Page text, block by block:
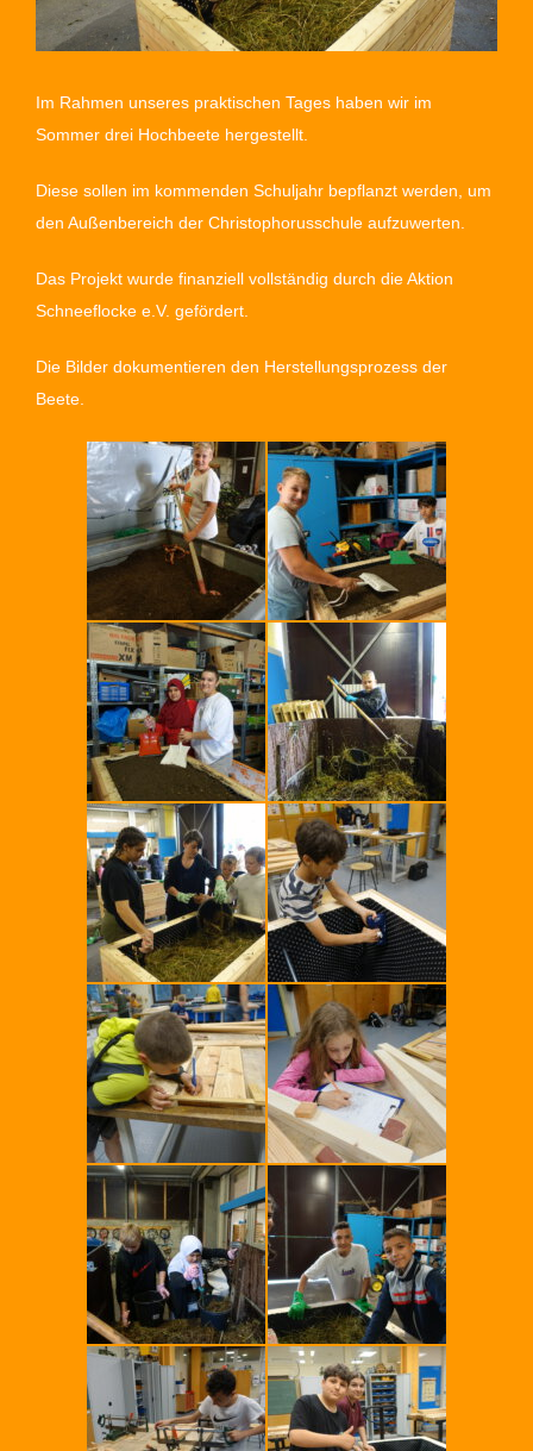
Im Rahmen unseres praktischen Tages haben wir im
Sommer drei Hochbeete hergestellt.
Diese sollen im kommenden Schuljahr bepflanzt werden, um
den Außenbereich der Christophorusschule aufzuwerten.
Das Projekt wurde finanziell vollständig durch die Aktion
Schneeflocke e.V. gefördert.
Die Bilder dokumentieren den Herstellungsprozess der
Beete.